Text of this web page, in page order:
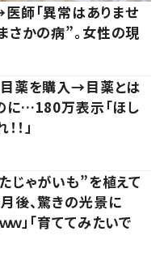
師「異常はありませ
さかの病”。女性の現
目薬を購入→目薬とは
に…180万表示「ほし
！」
じゃがいも”を植えて
後、驚きの光景に
ｗ」「育ててみたいで